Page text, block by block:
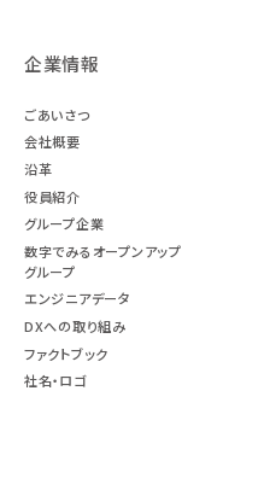
企業情報
ごあいさつ
会社概要
沿革
役員紹介
グループ企業
数字でみるオープンアップ
グループ
エンジニアデータ
DXへの取り組み
ファクトブック
社名・ロゴ